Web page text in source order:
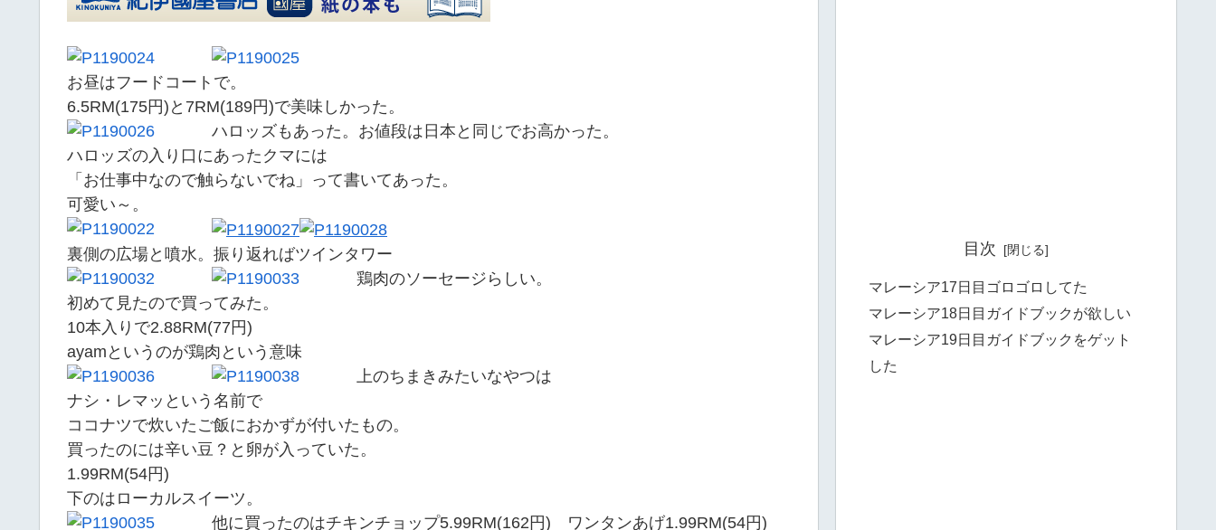
お昼はフードコートで。
6.5RM(175円)と7RM(189円)で美味しかった。
ハロッズもあった。お値段は日本と同じでお高かった。
ハロッズの入り口にあったクマには
「お仕事中なので触らないでね」って書いてあった。
可愛い～。
裏側の広場と噴水。振り返ればツインタワー
鶏肉のソーセージらしい。
初めて見たので買ってみた。
10本入りで2.88RM(77円)
ayamというのが鶏肉という意味
上のちまきみたいなやつは
ナシ・レマッという名前で
ココナツで炊いたご飯におかずが付いたもの。
買ったのには辛い豆？と卵が入っていた。
1.99RM(54円)
下のはローカルスイーツ。
他に買ったのはチキンチョップ5.99RM(162円) ワンタンあげ1.99RM(54円)
目次
マレーシア17日目ゴロゴロしてた
マレーシア18日目ガイドブックが欲しい
マレーシア19日目ガイドブックをゲット
した